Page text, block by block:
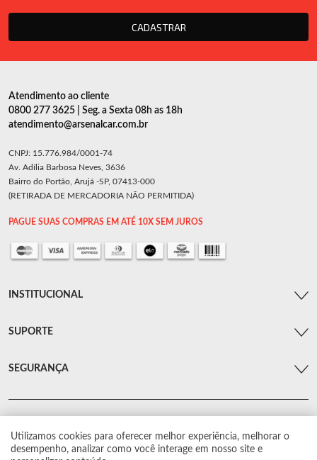
CADASTRAR
Utilizamos cookies para oferecer melhor experiência, melhorar o
desempenho, analizar como você interage em nosso site e
Atendimento ao cliente
0800 277 3625 | Seg. a Sexta 08h as 18h
atendimento@arsenalcar.com.br
CNPJ: 15.776.984/0001-74
Av. Adília Barbosa Neves, 3636
Bairro do Portão, Arujá -SP, 07413-000
(RETIRADA DE MERCADORIA NÃO PERMITIDA)
PAGUE SUAS COMPRAS EM ATÉ 10X SEM JUROS
INSTITUCIONAL
SUPORTE
SEGURANÇA
© Arsenal Car. Todos os direitos reservados.
Proibida reprodução total ou parcial. Preços e estoque sujeito a alterações sem